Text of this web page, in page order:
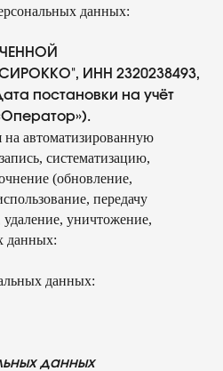
данных:
ИНН 2320238493,
постановки на учёт
на автоматизированную
систематизацию,
(обновление,
передачу
удаление, уничтожение,
данных:
данных:
данных